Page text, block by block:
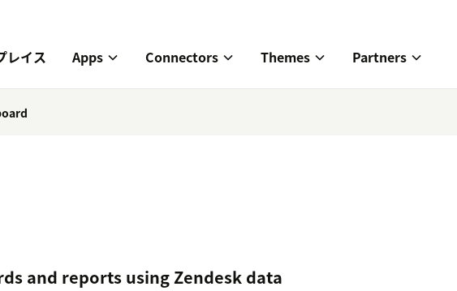
レイス Apps Connectors Themes Partners
and reports using Zendesk data